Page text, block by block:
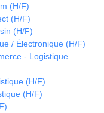
(H/F)
(H/F)
(H/F)
/ Électronique (H/F)
- Logistique
(H/F)
(H/F)